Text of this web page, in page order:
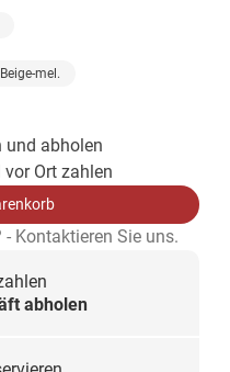
Beige-mel.
und abholen
vor Ort zahlen
Kontaktieren Sie uns.
abholen